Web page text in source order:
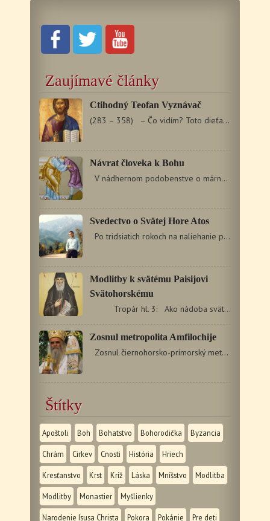
Zaujímavé články
Ctihodný Teofan Vyznávač
(283 – 358) – Čo vidím? Toto dieťa je napoly nahé…
Návrat človeka k Bohu
V nádhernom podobenstve o márnotratnom synovi každý…
Svedectvo o Svätej Hore Atos
Po tridsiatich rokoch na naliehanie priateľov a blízkych…
Modlitby k svätému Paisijovi
Svätohorskému
Tropár hl. 3: Ako nádoba svätého…
Zosnul metropolita Amfilochije
Zosnul čiernohorsko-prímorský metropolita Amfilochije…
Štítky
Apoštoli Boh Bohatstvo Bohorodička Byzancia
Chrám Cirkev Cnosti História Hriech
Kresťanstvo Krst Kríž Láska Mníšstvo Modlitba
Modlitby Monastier Myšlienky
Narodenie Isusa Christa Pokora Pokánie Pre deti